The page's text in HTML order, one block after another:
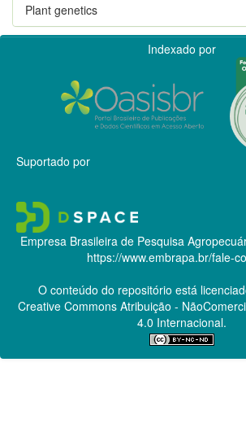
Plant genetics
Indexado por
Suportado por
Empresa Brasileira de Pesquisa
https://www.embrapa.br/fale-
O conteúdo do repositório está
Creative CommonsAtribuição -
4.0 Internacional.